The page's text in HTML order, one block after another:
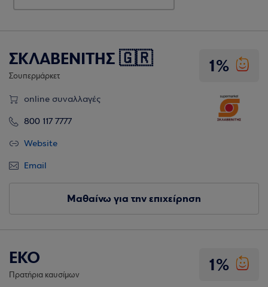
1%
ΣΚΛΑΒΕΝΙΤΗΣ 🇬🇷
Σουπερμάρκετ
online συναλλαγές
800 117 7777
Website
Email
Μαθαίνω για την επιχείρηση
1%
EKO
Πρατήρια καυσίμων